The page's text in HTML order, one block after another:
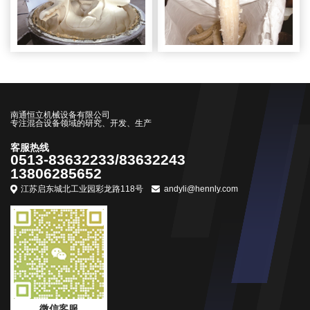
南通恒立机械设备有限公司
专注混合设备领域的研究、开发、生产
客服热线
0513-83632233/83632243
13806285652
江苏启东城北工业园彩龙路118号 andyli@hennly.com